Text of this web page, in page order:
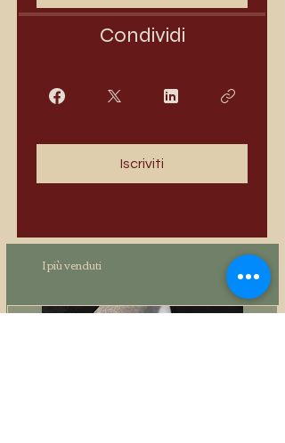
Condividi
Iscriviti
I più venduti